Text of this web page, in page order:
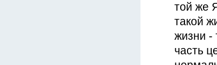
той же
такой
жизни -
часть